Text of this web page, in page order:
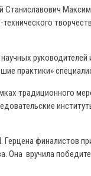
практики»
традиционного
финалистов
Она вручила